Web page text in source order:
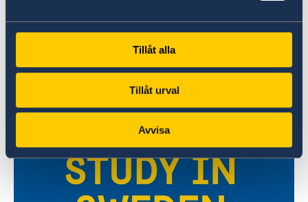
Tillåt alla
Tillåt urval
Avvisa
Un monde à explorer
Le site officiel du tourisme et du voyage en
En savoir plus